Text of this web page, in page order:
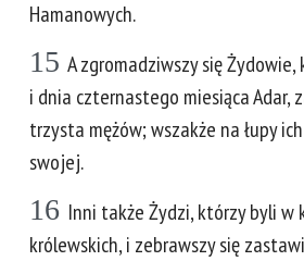
Hamanowych.
15 A zgromadziwszy się
i dnia czternastego miesiąca Adar,
trzysta mężów; wszakże na łupy
swojej.
16 Inni także Żydzi, którzy byli w
królewskich, i zebrawszy się